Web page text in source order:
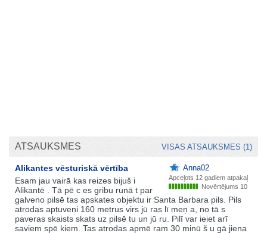
ATSAUKSMES VISAS ATSAUKSMES (1)
Anna02
Apceļots 12 gadiem atpakaļ
Novērtējums 10
Alikantes vēsturiskā vērtība
Esam jau vairā kas reizes bijuš i
Alikantē . Tā pē c es gribu runā t par
galveno pilsē tas apskates objektu ir Santa Barbara pils. Pils
atrodas aptuveni 160 metrus virs jū ras lī meņ a, no tā s
paveras skaists skats uz pilsē tu un jū ru. Pilī var ieiet arī
saviem spē kiem. Tas atrodas apmē ram 30 minū š u gā jiena